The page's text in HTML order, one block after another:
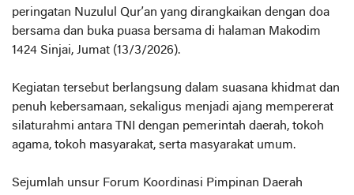
peringatan Nuzulul Qur’an yang dirangkaikan dengan doa
bersama dan buka puasa bersama di halaman Makodim
1424 Sinjai, Jumat (13/3/2026).
Kegiatan tersebut berlangsung dalam suasana khidmat dan
penuh kebersamaan, sekaligus menjadi ajang mempererat
silaturahmi antara TNI dengan pemerintah daerah, tokoh
agama, tokoh masyarakat, serta masyarakat umum.
Sejumlah unsur Forum Koordinasi Pimpinan Daerah